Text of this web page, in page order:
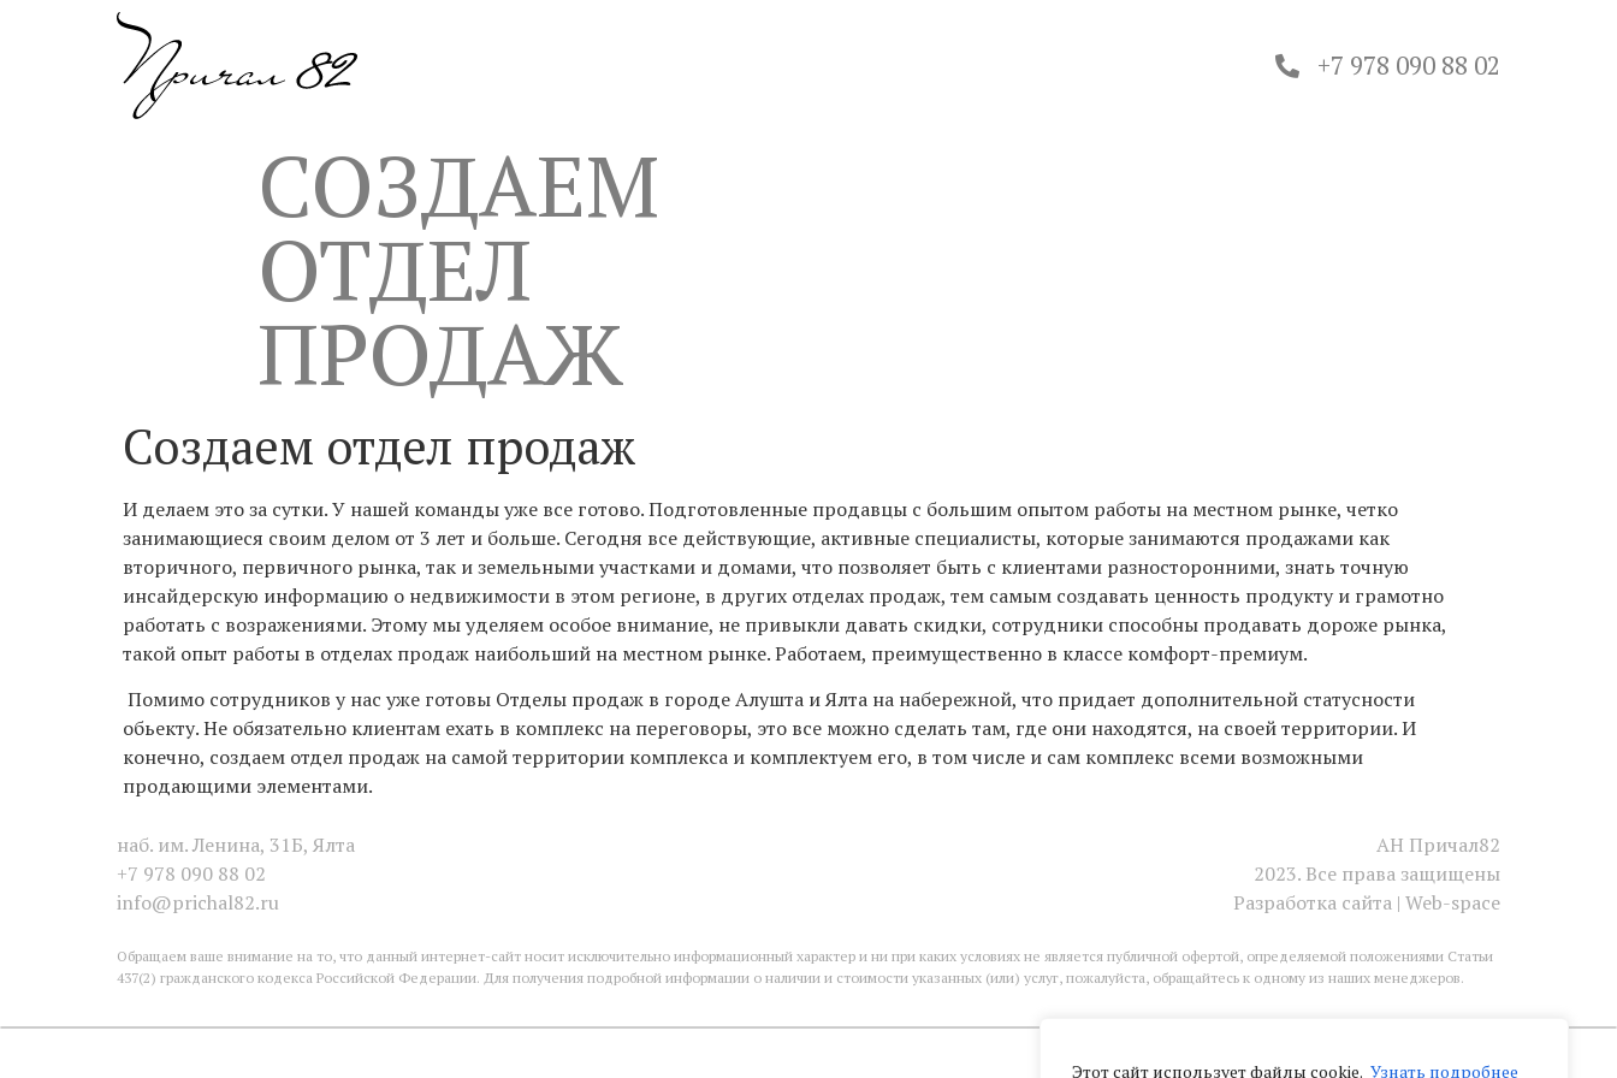
Этот сайт использует файлы cookie. Узнать подробнее
+7 978 090 88 02
СОЗДАЕМ
ОТДЕЛ
ПРОДАЖ
Создаем отдел продаж
И делаем это за сутки. У нашей команды уже все готово. Подготовленные продавцы с большим опытом работы на местном рынке, четко
занимающиеся своим делом от 3 лет и больше. Сегодня все действующие, активные специалисты, которые занимаются продажами как
вторичного, первичного рынка, так и земельными участками и домами, что позволяет быть с клиентами разносторонними, знать точную
инсайдерскую информацию о недвижимости в этом регионе, в других отделах продаж, тем самым создавать ценность продукту и грамотно
работать с возражениями. Этому мы уделяем особое внимание, не привыкли давать скидки, сотрудники способны продавать дороже рынка,
такой опыт работы в отделах продаж наибольший на местном рынке. Работаем, преимущественно в классе комфорт-премиум.
Помимо сотрудников у нас уже готовы Отделы продаж в городе Алушта и Ялта на набережной, что придает дополнительной статусности
обьекту. Не обязательно клиентам ехать в комплекс на переговоры, это все можно сделать там, где они находятся, на своей территории. И
конечно, создаем отдел продаж на самой территории комплекса и комплектуем его, в том числе и сам комплекс всеми возможными
продающими элементами.
наб. им. Ленина, 31Б, Ялта
+7 978 090 88 02
info@prichal82.ru
АН Причал82
2023. Все права защищены
Разработка сайта | Web-space
Обращаем ваше внимание на то, что данный интернет-сайт носит исключительно информационный характер и ни при каких условиях не является публичной офертой, определяемой положениями Статьи
437(2) гражданского кодекса Российской Федерации. Для получения подробной информации о наличии и стоимости указанных (или) услуг, пожалуйста, обращайтесь к одному из наших менеджеров.